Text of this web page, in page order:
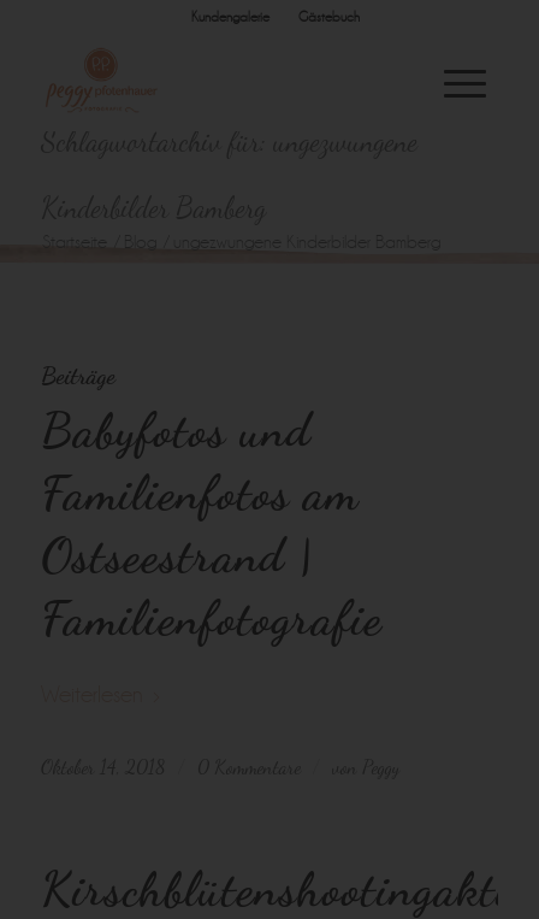
Kundengalerie Gästebuch
Beiträge
Babyfotos und
Familienfotos am
Ostseestrand |
Familienfotografie